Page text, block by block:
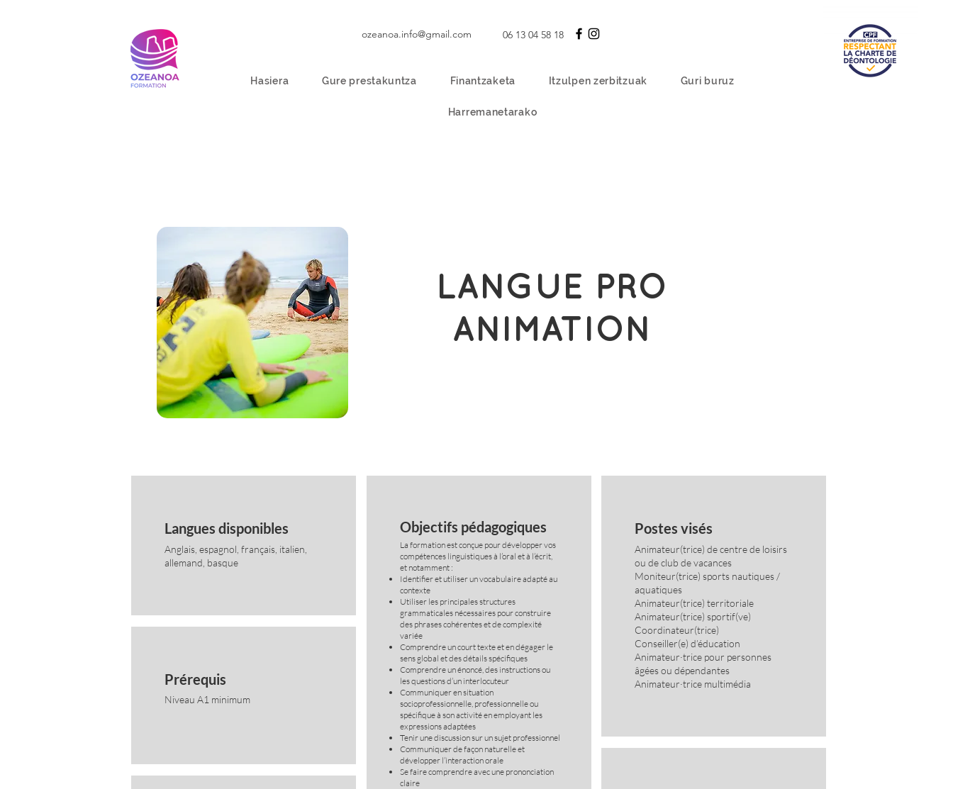
ozeanoa.info@gmail.com 06 13 04 58 18
Hasiera Gure prestakuntza Finantzaketa Itzulpen zerbitzuak Guri buruz
Harremanetarako
LANGUE PRO
ANIMATION
Langues disponibles
Anglais, espagnol, français, italien,
allemand, basque
Prérequis
Niveau A1 minimum
Objectifs pédagogiques
La formation est conçue pour développer vos
compétences linguistiques à l’oral et à l’écrit,
et notamment :
Identifier et utiliser un vocabulaire adapté au
contexte
Utiliser les principales structures
grammaticales nécessaires pour construire
des phrases cohérentes et de complexité
variée
Comprendre un court texte et en dégager le
sens global et des détails spécifiques
Comprendre un énoncé, des instructions ou
les questions d’un interlocuteur
Communiquer en situation
socioprofessionnelle, professionnelle ou
spécifique à son activité en employant les
expressions adaptées
Tenir une discussion sur un sujet professionnel
Communiquer de façon naturelle et
développer l’interaction orale
Se faire comprendre avec une prononciation
claire
Postes visés
Animateur(trice) de centre de loisirs
ou de club de vacances
Moniteur(trice) sports nautiques /
aquatiques
Animateur(trice) territoriale
Animateur(trice) sportif(ve)
Coordinateur(trice)
Conseiller(e) d’éducation
Animateur·trice pour personnes
âgées ou dépendantes
Animateur·trice multimédia